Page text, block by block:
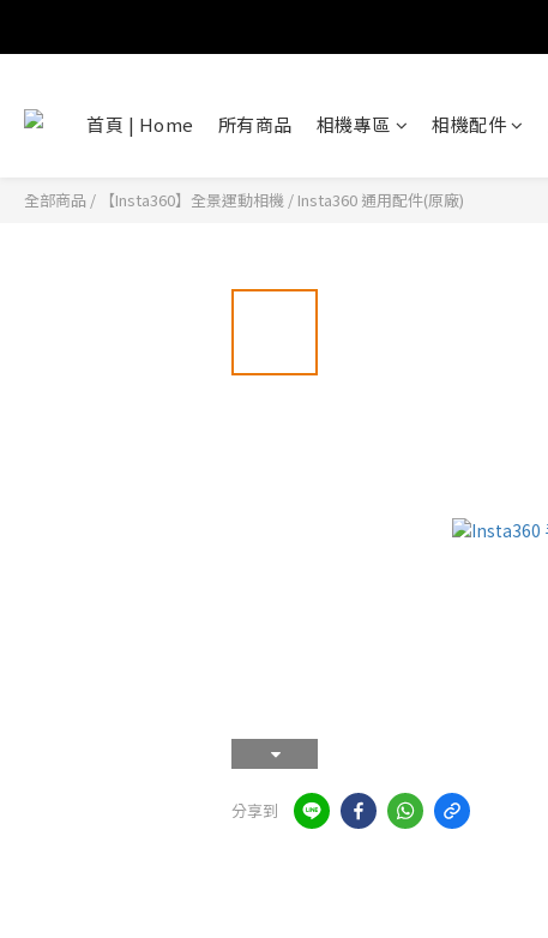
首頁 | Home 所有商品 相機專區 相機配件
全部商品 / 【Insta360】全景運動相機 / Insta360 通用配件(原廠)
分享到